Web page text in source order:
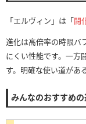
「エルヴィン」は「闘
進化は高倍率の時限バ
にくい性能です。一方
す。明確な使い道があ
みんなのおすすめ